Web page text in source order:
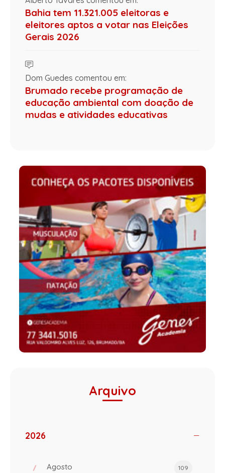
Bahia tem 11.321.005 eleitoras e
eleitores aptos a votar nas Eleições
Gerais 2026
Dom Guedes comentou em:
Brumado recebe programação de
educação ambiental com doação de
mudas e atividades educativas
Arquivo
2026
Agosto 109